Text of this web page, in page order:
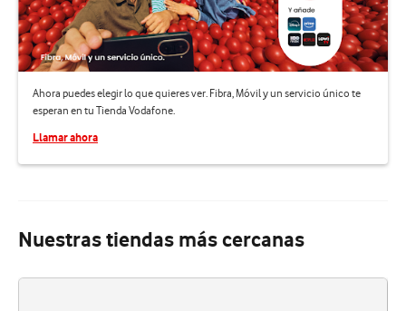
Ahora puedes elegir lo que quieres ver. Fibra, Móvil y un servicio único te
esperan en tu Tienda Vodafone.
Llamar ahora
Nuestras tiendas más cercanas